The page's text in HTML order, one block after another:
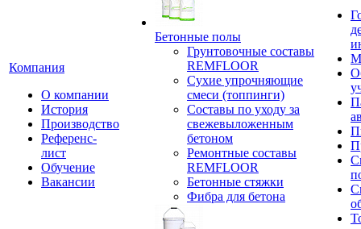
Компания
О компании
История
Производство
Референс-
лист
Обучение
Вакансии
Бетонные полы
Грунтовочные составы
REMFLOOR
Сухие упрочняющие
смеси (топпинги)
Составы по уходу за
свежевыложенным
бетоном
Ремонтные составы
REMFLOOR
Бетонные стяжки
Фибра для бетона